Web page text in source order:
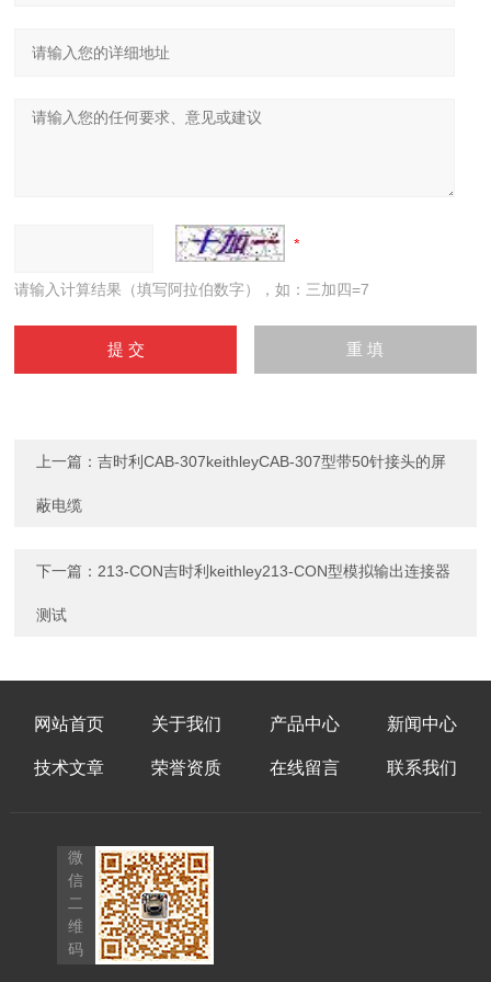
请输入计算结果（填写阿拉伯数字），如：三加四=7
上一篇：吉时利CAB-307keithleyCAB-307型带50针接头的屏
蔽电缆
下一篇： 213-CON吉时利keithley213-CON型模拟输出连接器
测试
网站首页 关于我们 产品中心 新闻中心
技术文章 荣誉资质 在线留言 联系我们
微
信
二
维
码